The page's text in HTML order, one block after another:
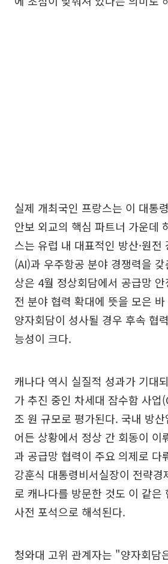
실제 개최국인 프랑스는 이 대통
안보 외교의 핵심 파트너 가운데
스는 유럽 내 대표적인 방산·원전
(AI)과 우주항공 분야 경쟁력을
상은 4월 정상회담에서 공급망
전 분야 협력 확대에 뜻을 모은
양자회담이 성사될 경우 후속 협
능성이 크다.
캐나다 역시 실질적 성과가 기대
가 추진 중인 차세대 잠수함 사업
조 원 규모로 평가된다. 국내 방
어든 상황에서 정상 간 회동이 이
과 공급망 협력이 주요 의제로 다
강훈식 대통령비서실장이 전략경
로 캐나다를 방문한 것도 이 같은
사전 포석으로 해석된다.
청와대 고위 관계자는 "양자회담